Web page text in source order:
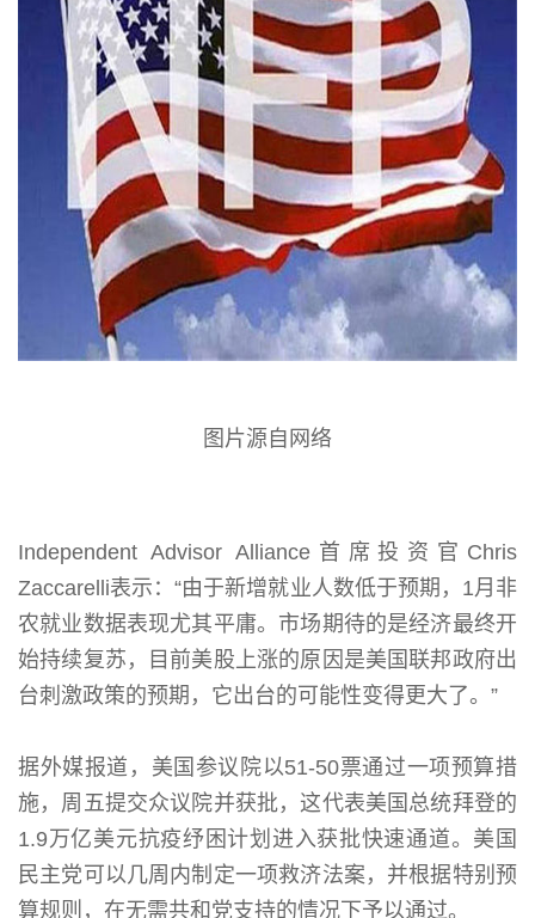
图片源自网络
Independent Advisor Alliance首席投资官Chris
Zaccarelli表示：“由于新增就业人数低于预期，1月非
农就业数据表现尤其平庸。市场期待的是经济最终开
始持续复苏，目前美股上涨的原因是美国联邦政府出
台刺激政策的预期，它出台的可能性变得更大了。”
据外媒报道，美国参议院以51-50票通过一项预算措
施，周五提交众议院并获批，这代表美国总统拜登的
1.9万亿美元抗疫纾困计划进入获批快速通道。美国
民主党可以几周内制定一项救济法案，并根据特别预
算规则，在无需共和党支持的情况下予以通过。